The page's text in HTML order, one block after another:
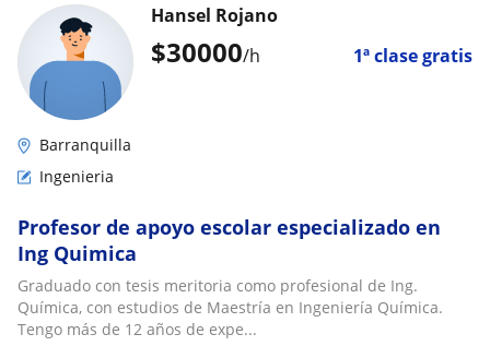
$30000/h 1ª clase gratis
Hansel Rojano
Barranquilla
Ingenieria
Profesor de apoyo escolar especializado en
Ing Quimica
Graduado con tesis meritoria como profesional de Ing.
Química, con estudios de Maestría en Ingeniería Química.
Tengo más de 12 años de expe...